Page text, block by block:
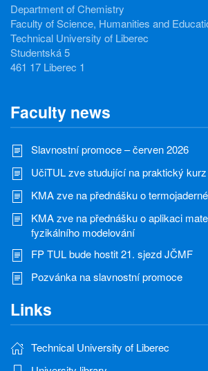
Department of Chemistry
Faculty of Science, Humanities and
Technical University of Liberec
Studentská 5
461 17 Liberec 1
Faculty news
Slavnostní promoce – červen 2026
UčiTUL zve studující na praktický
KMA zve na přednášku o
KMA zve na přednášku o aplikaci
fyzikálního modelování
FP TUL bude hostit 21. sjezd JČMF
Pozvánka na slavnostní promoce
Links
Technical University of Liberec